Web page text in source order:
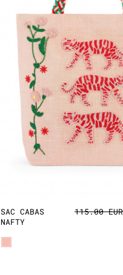
SAC CABAS
NAFTY
115.00 EUR